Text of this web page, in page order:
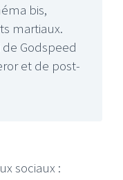
bis,
martiaux.
Godspeed
et de post-
sociaux :